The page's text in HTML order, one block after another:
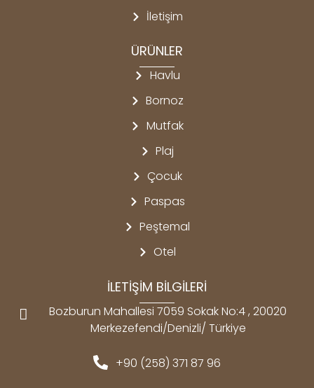
İletişim
ÜRÜNLER
Havlu
Bornoz
Mutfak
Plaj
Çocuk
Paspas
Peştemal
Otel
İLETİŞİM BİLGİLERİ
Bozburun Mahallesi 7059 Sokak No:4 , 20020
Merkezefendi/Denizli/ Türkiye
+90 (258) 371 87 96